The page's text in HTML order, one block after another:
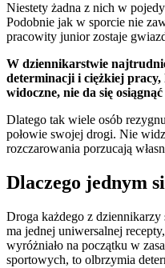
Niestety żadna z nich w
Podobnie jak w sporcie nie
pracowity junior zostaje
W dziennikarstwie
determinacji i ciężkiej pracy,
widoczne, nie da się
Dlatego tak wiele osób
połowie swojej drogi. Nie
rozczarowania porzucają
Dlaczego jednym
Droga każdego z dziennikarzy
ma jednej uniwersalnej
wyróżniało na początku w
sportowych, to olbrzymia